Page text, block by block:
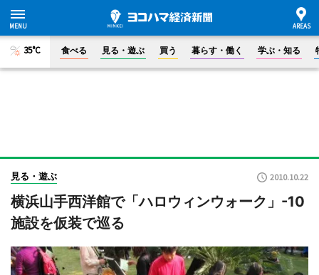
35°C 食べる 見る・遊ぶ 買う 暮らす・働く 学ぶ・知る
見る・遊ぶ 2010.10.22
横浜山手西洋館で「ハロウィンウォーク」-10
施設を仮装で巡る